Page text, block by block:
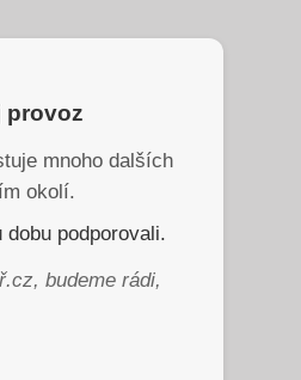
provoz
mnoho dalších
okolí.
podporovali.
budeme rádi,